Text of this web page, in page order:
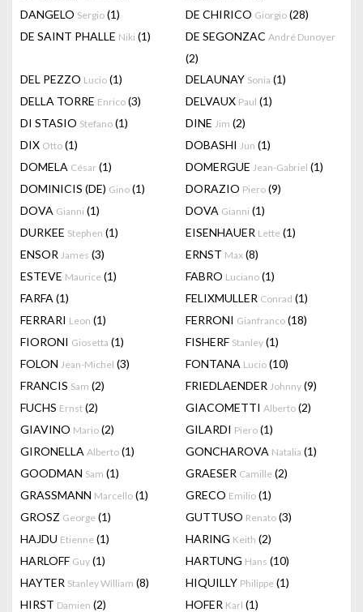
DANGELO Sergio (1) DE CHIRICO Giorgio (28)
DE SAINT PHALLE Niki (1) DE SEGONZAC André Dunoyer
(2)
DEL PEZZO Lucio (1) DELAUNAY Sonia (1)
DELLA TORRE Enrico (3) DELVAUX Paul (1)
DI STASIO Stefano (1) DINE Jim (2)
DIX Otto (1) DOBASHI Jun (1)
DOMELA César (1) DOMERGUE Jean-Gabriel (1)
DOMINICIS (DE) Gino (1) DORAZIO Piero (9)
DOVA Gianni (1) DOVA Gianni (1)
DURKEE Stephen (1) EISENHAUER Lette (1)
ENSOR James (3) ERNST Max (8)
ESTEVE Maurice (1) FABRO Luciano (1)
FARFA (1) FELIXMULLER Conrad (1)
FERRARI Leon (1) FERRONI Gianfranco (18)
FIORONI Giosetta (1) FISHERF Stanley (1)
FOLON Jean-Michel (3) FONTANA Lucio (10)
FRANCIS Sam (2) FRIEDLAENDER Johnny (9)
FUCHS Ernst (2) GIACOMETTI Alberto (2)
GIAVINO Mario (2) GILARDI Piero (1)
GIRONELLA Alberto (1) GONCHAROVA Natalia (1)
GOODMAN Sam (1) GRAESER Camille (2)
GRASSMANN Marcello (1) GRECO Emilio (1)
GROSZ George (1) GUTTUSO Renato (3)
HAJDU Etienne (1) HARING Keith (2)
HARLOFF Guy (1) HARTUNG Hans (10)
HAYTER Stanley William (8) HIQUILLY Philippe (1)
HIRST Damien (2) HOFER Karl (1)